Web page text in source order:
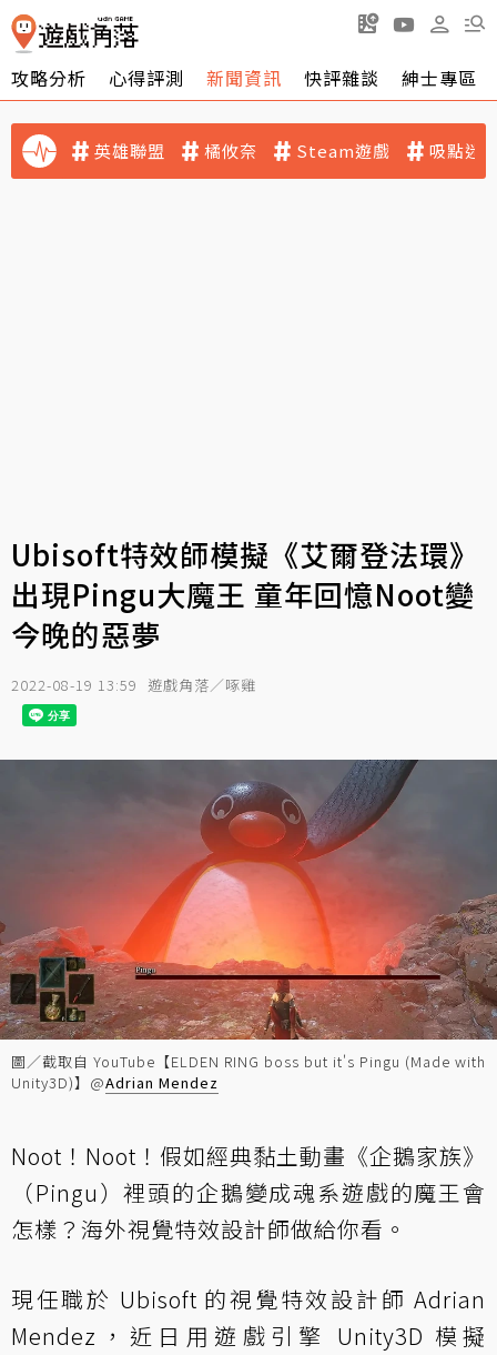
攻略分析 心得評測 新聞資訊 快評雜談 紳士專區
英雄聯盟 橘攸奈 Steam遊戲 吸點迷
Ubisoft特效師模擬《艾爾登法環》
出現Pingu大魔王 童年回憶Noot變
今晚的惡夢
2022-08-19 13:59 遊戲角落／啄雞
圖／截取自 YouTube【ELDEN RING boss but it's Pingu (Made with
Unity3D)】@Adrian Mendez
Noot！Noot！假如經典黏土動畫《企鵝家族》
（Pingu）裡頭的企鵝變成魂系遊戲的魔王會
怎樣？海外視覺特效設計師做給你看。
現任職於 Ubisoft 的視覺特效設計師 Adrian
Mendez，近日用遊戲引擎 Unity3D 模擬